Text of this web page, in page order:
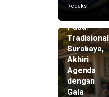
Redaksi
IKAPPI
Pasar
Tradisional
Surabaya,
Akhiri
Agenda
dengan
Gala